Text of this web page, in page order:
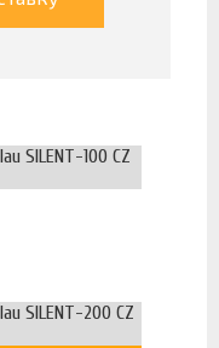
SILENT-100 CZ
SILENT-200 CZ